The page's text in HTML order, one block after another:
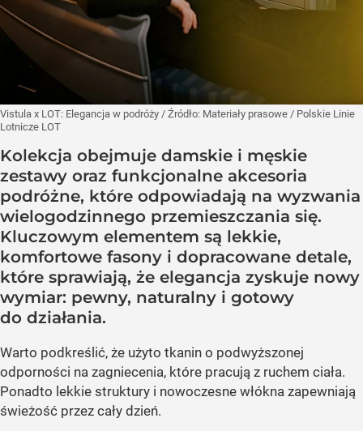
Vistula x LOT: Elegancja w podróży / Źródło: Materiały prasowe / Polskie Linie
Lotnicze LOT
Kolekcja obejmuje damskie i męskie
zestawy oraz funkcjonalne akcesoria
podróżne, które odpowiadają na wyzwania
wielogodzinnego przemieszczania się.
Kluczowym elementem są lekkie,
komfortowe fasony i dopracowane detale,
które sprawiają, że elegancja zyskuje nowy
wymiar: pewny, naturalny i gotowy
do działania.
Warto podkreślić, że użyto tkanin o podwyższonej
odporności na zagniecenia, które pracują z ruchem ciała.
Ponadto lekkie struktury i nowoczesne włókna zapewniają
świeżość przez cały dzień.